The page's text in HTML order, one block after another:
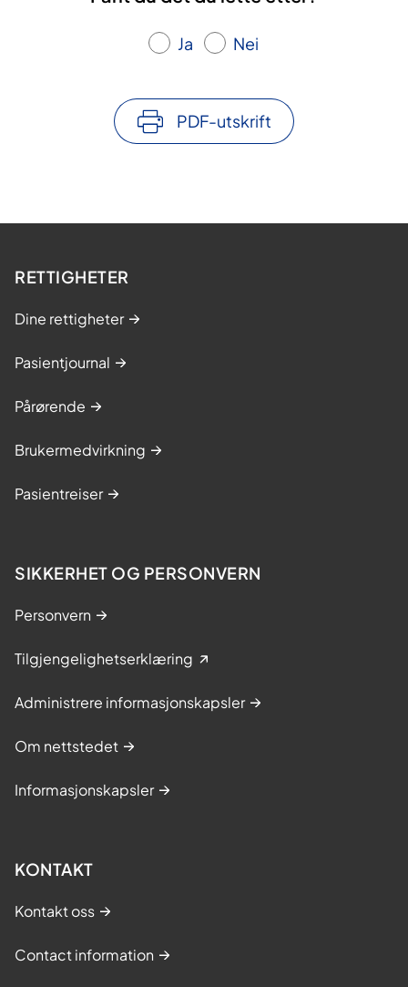
Ja Nei
PDF-utskrift
RETTIGHETER
Dine rettigheter
Pasientjournal
Pårørende
Brukermedvirkning
Pasientreiser
SIKKERHET OG PERSONVERN
Personvern
Tilgjengelighetserklæring
Administrere informasjonskapsler
Om nettstedet
Informasjonskapsler
KONTAKT
Kontakt oss
Contact information